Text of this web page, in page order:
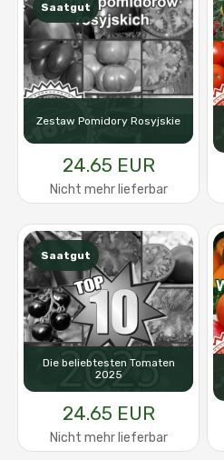
Saatgut
Zestaw Pomidory Rosyjskie
24.65 EUR
Nicht mehr lieferbar
Saatgut
Die beliebtesten Tomaten
2025
24.65 EUR
Nicht mehr lieferbar